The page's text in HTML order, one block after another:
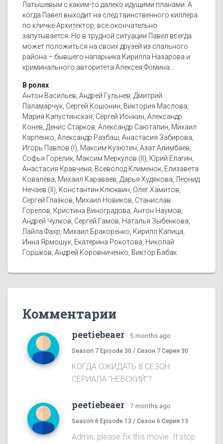
Латышевым с каким-то далеко идущими планами. А
когда Павел выходит на след таинственного киллера
по кличке Архитектор, все окончательно
запутывается. Но в трудной ситуации Павел всегда
может положиться на своих друзей из спального
района – бывшего напарника Кирилла Назарова и
криминального авторитета Алексея Фомина...
В ролях
Антон Васильев, Андрей Гульнев, Дмитрий
Паламарчук, Сергей Кошонин, Виктория Маслова,
Мария Капустинская, Сергей Ионкин, Александр
Конев, Денис Старков, Александр Саюталин, Михаил
Карпенко, Александр Разбаш, Анастасия Забирова,
Игорь Павлов (I), Максим Кузютин, Азат Алимбаев,
Софья Горелик, Максим Меркулов (II), Юрий Елагин,
Анастасия Кравченя, Всеволод Клименок, Елизавета
Ковалёва, Михаил Караваев, Дарья Худякова, Леонид
Нечаев (II), Константин Клюквин, Олег Хамитов,
Сергей Глазков, Михаил Новиков, Станислав
Горелов, Кристина Виноградова, Антон Наумов,
Андрей Чулков, Сергей Гамов, Наталья Зыбенкова,
Лайла Фахр, Михаил Бракоренко, Кирилл Капица,
Инна Ярмошук, Екатерина Рокотова, Николай
Горшков, Андрей Коровниченко, Виктор Бабак
Комментарии
peetiebeaer · 5 months ago
Season 7 Episode 30 / Сезон 7 Серия 30
КОГДА ОЖИДАТЬ 8 СЕЗОН
СЕРИАЛА "НЕВСКИЙ"?
peetiebeaer · 7 months ago
Season 6 Episode 13 / Сезон 6 Серия 13
Аdmin, please fix this movie. It stop